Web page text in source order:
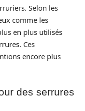
Selon les
comme les
en plus utilisés
Ces
encore plus
des serrures